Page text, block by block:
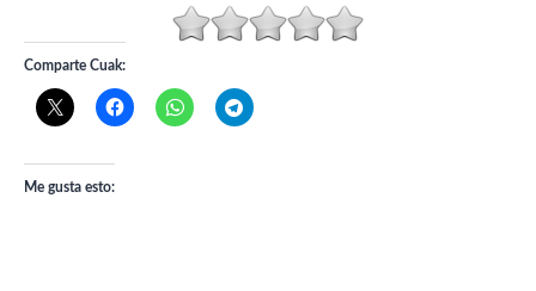
Comparte Cuak:
Me gusta esto: